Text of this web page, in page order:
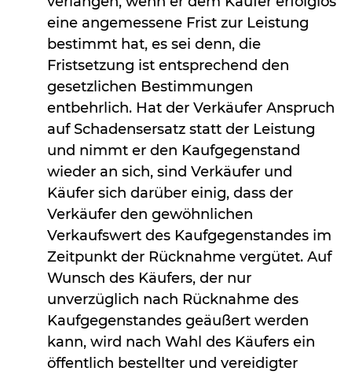
eine angemessene Frist zur Leistung
bestimmt hat, es sei denn, die
Fristsetzung ist entsprechend den
gesetzlichen Bestimmungen
entbehrlich. Hat der Verkäufer Anspruch
auf Schadensersatz statt der Leistung
und nimmt er den Kaufgegenstand
wieder an sich, sind Verkäufer und
Käufer sich darüber einig, dass der
Verkäufer den gewöhnlichen
Verkaufswert des Kaufgegenstandes im
Zeitpunkt der Rücknahme vergütet. Auf
Wunsch des Käufers, der nur
unverzüglich nach Rücknahme des
Kaufgegenstandes geäußert werden
kann, wird nach Wahl des Käufers ein
öffentlich bestellter und vereidigter